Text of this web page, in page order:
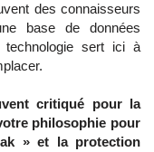
des connaisseurs
base de données
sert ici à
critiqué pour la
philosophie pour
» et la protection